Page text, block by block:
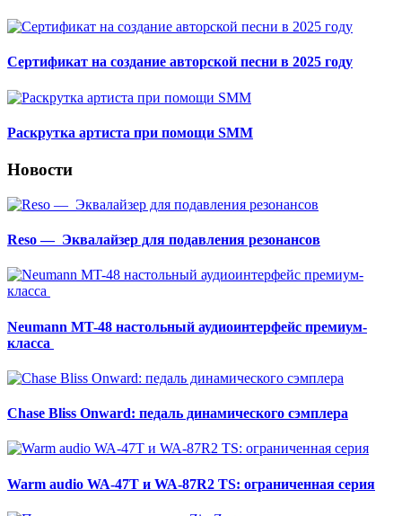
Сертификат на создание авторской песни в 2025 году
Раскрутка артиста при помощи SMM
Новости
Reso — Эквалайзер для подавления резонансов
Neumann MT-48 настольный аудиоинтерфейс премиум-
класса
Chase Bliss Onward: педаль динамического сэмплера
Warm audio WA-47T и WA-87R2 TS: ограниченная серия